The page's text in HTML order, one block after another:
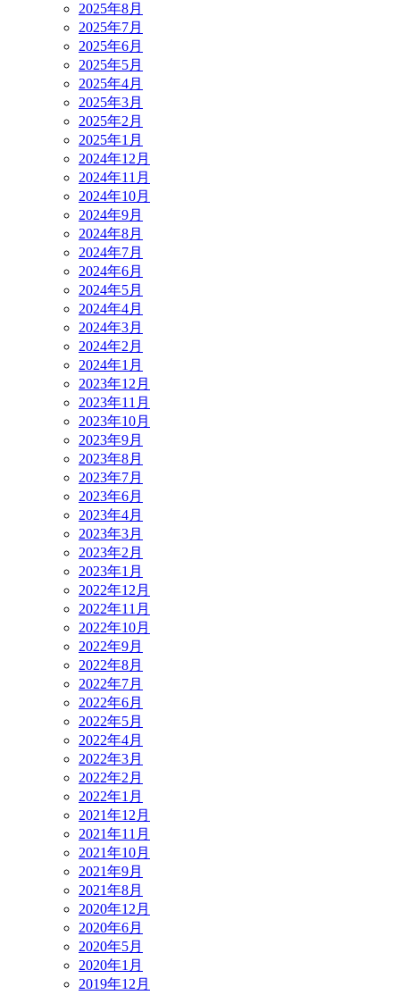
2025年8月
2025年7月
2025年6月
2025年5月
2025年4月
2025年3月
2025年2月
2025年1月
2024年12月
2024年11月
2024年10月
2024年9月
2024年8月
2024年7月
2024年6月
2024年5月
2024年4月
2024年3月
2024年2月
2024年1月
2023年12月
2023年11月
2023年10月
2023年9月
2023年8月
2023年7月
2023年6月
2023年4月
2023年3月
2023年2月
2023年1月
2022年12月
2022年11月
2022年10月
2022年9月
2022年8月
2022年7月
2022年6月
2022年5月
2022年4月
2022年3月
2022年2月
2022年1月
2021年12月
2021年11月
2021年10月
2021年9月
2021年8月
2020年12月
2020年6月
2020年5月
2020年1月
2019年12月